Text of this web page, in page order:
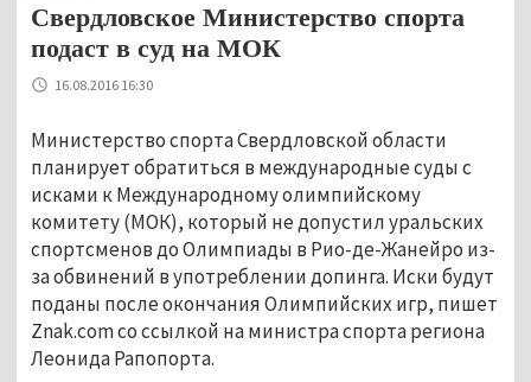
Свердловское Министерство спорта
подаст в суд на МОК
16.08.2016 16:30
Министерство спорта Свердловской области
планирует обратиться в международные суды с
исками к Международному олимпийскому
комитету (МОК), который не допустил уральских
спортсменов до Олимпиады в Рио-де-Жанейро из-
за обвинений в употреблении допинга. Иски будут
поданы после окончания Олимпийских игр, пишет
Znak.com со ссылкой на министра спорта региона
Леонида Рапопорта.